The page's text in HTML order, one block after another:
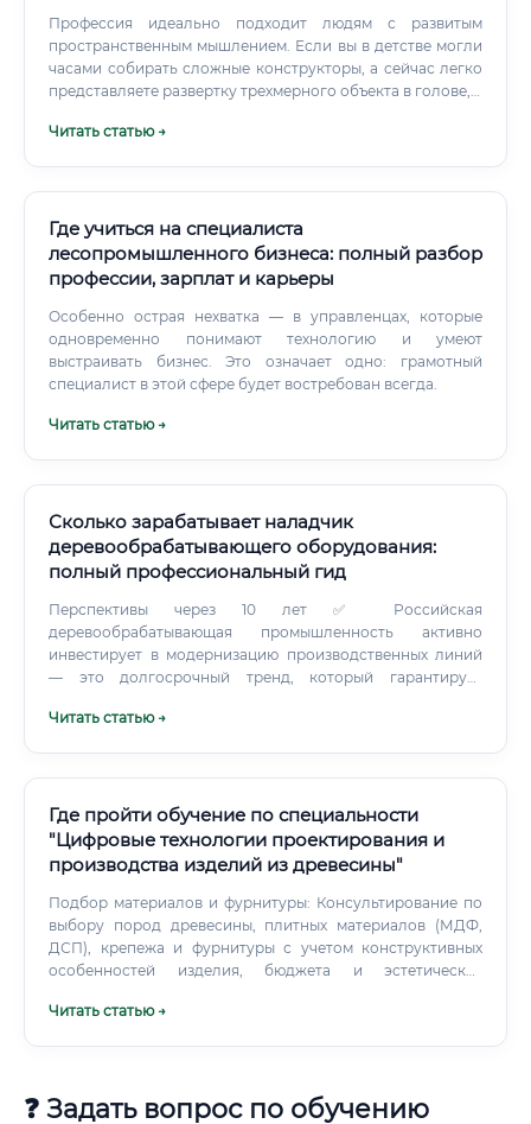
Профессия идеально подходит людям с развитым
пространственным мышлением. Если вы в детстве могли
часами собирать сложные конструкторы, а сейчас легко
представляете развертку трехмерного объекта в голове, у
практического склада — тот, который смотрит на
Читать статью →
Где учиться на специалиста
лесопромышленного бизнеса: полный разбор
профессии, зарплат и карьеры
Особенно острая нехватка — в управленцах, которые
одновременно понимают технологию и умеют
выстраивать бизнес. Это означает одно: грамотный
специалист в этой сфере будет востребован всегда.
Читать статью →
Сколько зарабатывает наладчик
деревообрабатывающего оборудования:
полный профессиональный гид
Перспективы через 10 лет ✅ Российская
деревообрабатывающая промышленность активно
инвестирует в модернизацию производственных линий
— это долгосрочный тренд, который гарантирует
специалист с опытом 5–7 лет на момент старта может
Читать статью →
Где пройти обучение по специальности
"Цифровые технологии проектирования и
производства изделий из древесины"
Подбор материалов и фурнитуры: Консультирование по
выбору пород древесины, плитных материалов (МДФ,
ДСП), крепежа и фурнитуры с учетом конструктивных
особенностей изделия, бюджета и эстетических
производственного процесса, контроль качества на всех
Читать статью →
❓ Задать вопрос по обучению